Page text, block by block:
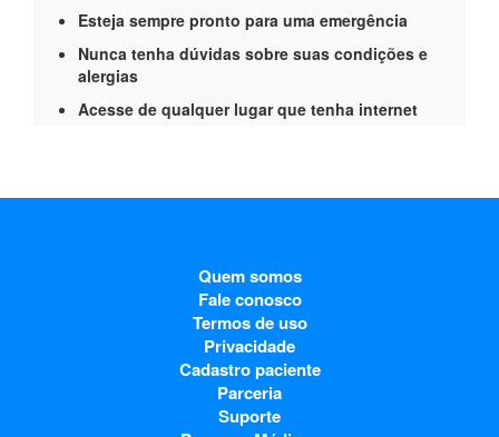
Esteja sempre pronto para uma emergência
Nunca tenha dúvidas sobre suas condições e
alergias
Acesse de qualquer lugar que tenha internet
Quem somos
Fale conosco
Termos de uso
Privacidade
Cadastro paciente
Parceria
Suporte